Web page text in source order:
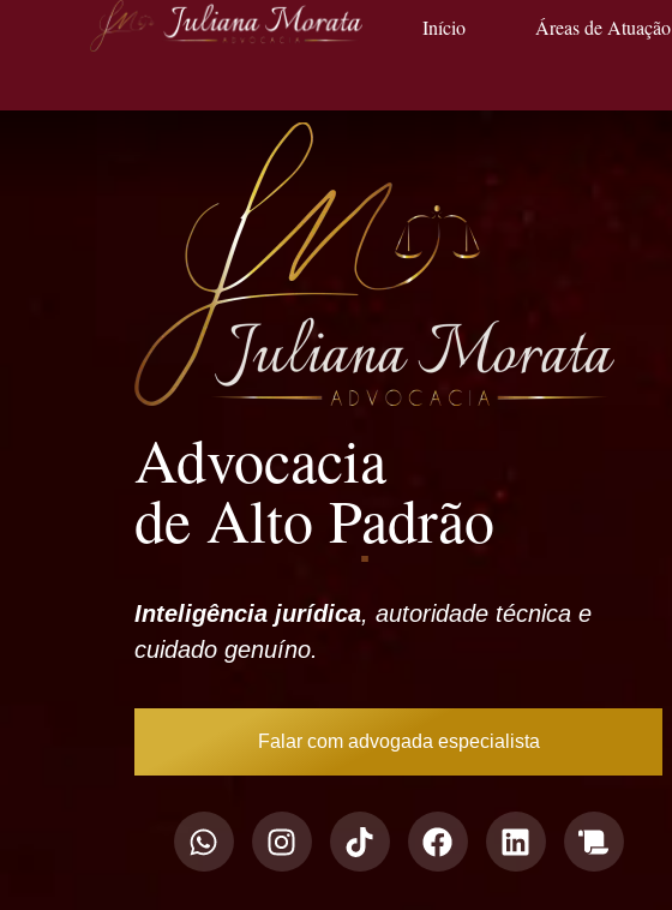
Início Áreas de Atuação
Advocacia
de Alto Padrão
Inteligência jurídica, autoridade técnica e
cuidado genuíno.
Falar com advogada especialista